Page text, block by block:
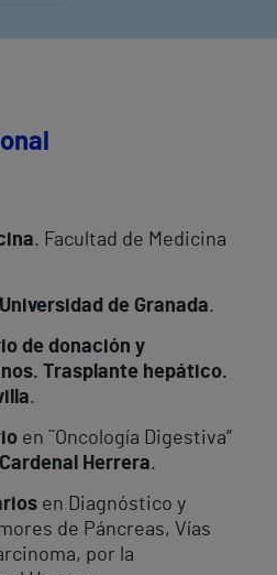
. Facultad de Medicina
Universidad de Granada.
de donación y
Trasplante hepático.
.
en ¨Oncología Digestiva”
Herrera.
en Diagnóstico y
de Páncreas, Vías
por la